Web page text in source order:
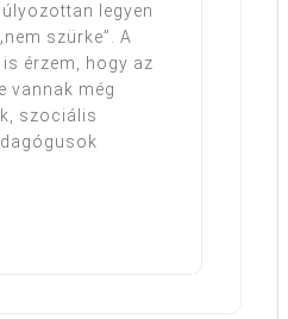
legyen
szürke”. A
érzem, hogy az
vannak még
szociális